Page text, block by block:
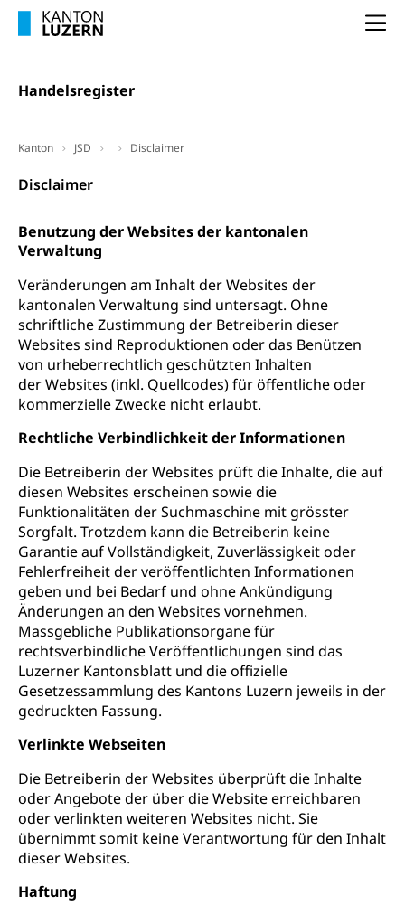
Handelsregister
Kanton JSD Disclaimer
Disclaimer
Benutzung der Websites der kantonalen
Verwaltung
Veränderungen am Inhalt der Websites der
kantonalen Verwaltung sind untersagt. Ohne
schriftliche Zustimmung der Betreiberin dieser
Websites sind Reproduktionen oder das Benützen
von urheberrechtlich geschützten Inhalten
der Websites (inkl. Quellcodes) für öffentliche oder
kommerzielle Zwecke nicht erlaubt.
Rechtliche Verbindlichkeit der Informationen
Die Betreiberin der Websites prüft die Inhalte, die auf
diesen Websites erscheinen sowie die
Funktionalitäten der Suchmaschine mit grösster
Sorgfalt. Trotzdem kann die Betreiberin keine
Garantie auf Vollständigkeit, Zuverlässigkeit oder
Fehlerfreiheit der veröffentlichten Informationen
geben und bei Bedarf und ohne Ankündigung
Änderungen an den Websites vornehmen.
Massgebliche Publikationsorgane für
rechtsverbindliche Veröffentlichungen sind das
Luzerner Kantonsblatt und die offizielle
Gesetzessammlung des Kantons Luzern jeweils in der
gedruckten Fassung.
Verlinkte Webseiten
Die Betreiberin der Websites überprüft die Inhalte
oder Angebote der über die Website erreichbaren
oder verlinkten weiteren Websites nicht. Sie
übernimmt somit keine Verantwortung für den Inhalt
dieser Websites.
Haftung
Luft und Klima
Klimaveränderung, Treibhauseffekt
Raumplan, Nutzungsplan
Richtplanung Kanton Luzern (ARE)